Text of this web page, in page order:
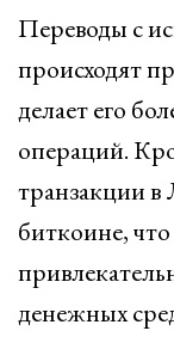
Переводы с
происходят
делает его
операций.
транзакции в
биткоине, что
денежных